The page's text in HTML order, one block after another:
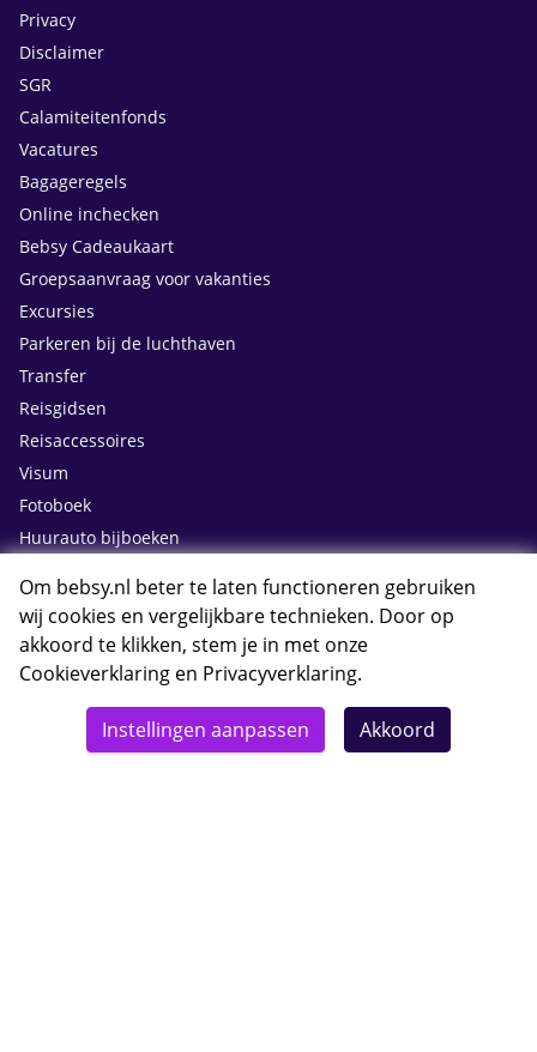
Privacy
Disclaimer
SGR
Calamiteitenfonds
Vacatures
Bagageregels
Online inchecken
Bebsy Cadeaukaart
Groepsaanvraag voor vakanties
Excursies
Parkeren bij de luchthaven
Transfer
Reisgidsen
Reisaccessoires
Visum
Fotoboek
Huurauto bijboeken
Contact
Om bebsy.nl beter te laten functioneren gebruiken
wij cookies en vergelijkbare technieken. Door op
akkoord te klikken, stem je in met onze
Cookieverklaring en Privacyverklaring.
Instellingen aanpassen Akkoord